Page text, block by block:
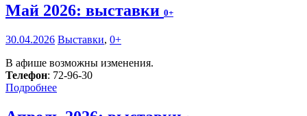
Май 2026: выставки 0+
30.04.2026 Выставки, 0+
В афише возможны изменения.
Телефон: 72-96-30
Подробнее